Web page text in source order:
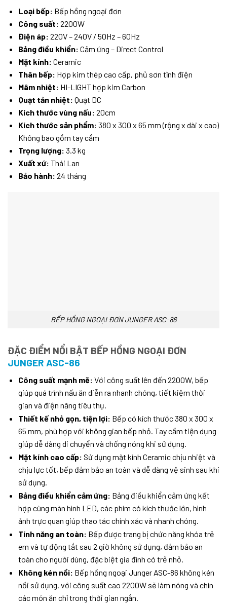
Loại bếp: Bếp hồng ngoại đơn
Công suất: 2200W
Điện áp: 220V – 240V / 50Hz – 60Hz
Bảng điều khiển: Cảm ứng – Direct Control
Mặt kính: Ceramic
Thân bếp: Hợp kim thép cao cấp, phủ sơn tĩnh điện
Mâm nhiệt: HI-LIGHT hợp kim Carbon
Quạt tản nhiệt: Quạt DC
Kích thước vùng nấu: 20cm
Kích thước sản phẩm: 380 x 300 x 65 mm (rộng x dài x cao)
Không bao gồm tay cầm
Trọng lượng: 3.3 kg
Xuất xứ: Thái Lan
Bảo hành: 24 tháng
BẾP HỒNG NGOẠI ĐƠN JUNGER ASC-86
ĐẶC ĐIỂM NỔI BẬT BẾP HỒNG NGOẠI ĐƠN
JUNGER ASC-86
Công suất mạnh mẽ: Với công suất lên đến 2200W, bếp
giúp quá trình nấu ăn diễn ra nhanh chóng, tiết kiệm thời
gian và điện năng tiêu thụ.
Thiết kế nhỏ gọn, tiện lợi: Bếp có kích thước 380 x 300 x
65 mm, phù hợp với không gian bếp nhỏ. Tay cầm tiện dụng
giúp dễ dàng di chuyển và chống nóng khi sử dụng.
Mặt kính cao cấp: Sử dụng mặt kính Ceramic chịu nhiệt và
chịu lực tốt, bếp đảm bảo an toàn và dễ dàng vệ sinh sau khi
sử dụng.
Bảng điều khiển cảm ứng: Bảng điều khiển cảm ứng kết
hợp cùng màn hình LED, các phím có kích thước lớn, hình
ảnh trực quan giúp thao tác chính xác và nhanh chóng.
Tính năng an toàn: Bếp được trang bị chức năng khóa trẻ
em và tự động tắt sau 2 giờ không sử dụng, đảm bảo an
toàn cho người dùng, đặc biệt gia đình có trẻ nhỏ.
Không kén nồi: Bếp hồng ngoại Junger ASC-86 không kén
nồi sử dụng, với công suất cao 2200W sẽ làm nóng và chín
các món ăn chỉ trong thời gian ngắn.